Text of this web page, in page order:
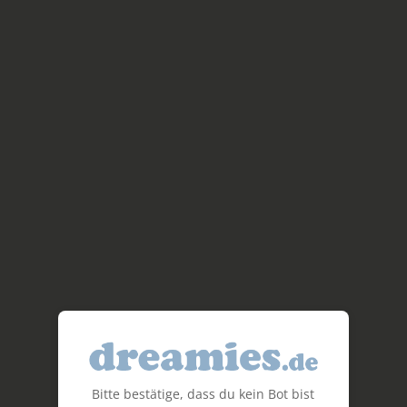
Bitte bestätige, dass du kein Bot bist